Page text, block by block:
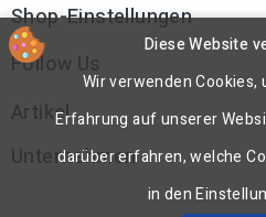
Shop-Einstellungen
Follow Us
Artikel
Unternehmen
Diese Website
Wir verwenden
Erfahrung auf unserer
darüber erfahren, welche
in den